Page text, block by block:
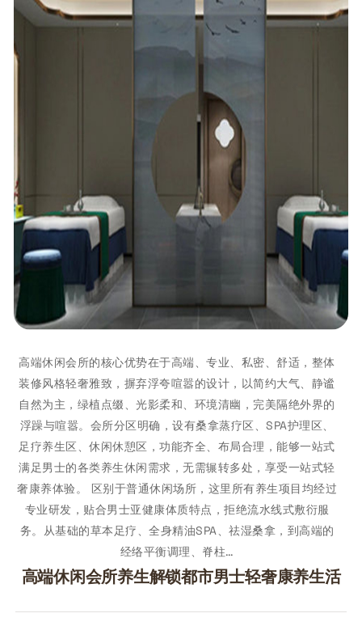
高端休闲会所的核心优势在于高端、专业、私密、舒适，整体
装修风格轻奢雅致，摒弃浮夸喧嚣的设计，以简约大气、静谧
自然为主，绿植点缀、光影柔和、环境清幽，完美隔绝外界的
浮躁与喧嚣。会所分区明确，设有桑拿蒸疗区、SPA护理区、
足疗养生区、休闲休憩区，功能齐全、布局合理，能够一站式
满足男士的各类养生休闲需求，无需辗转多处，享受一站式轻
奢康养体验。 区别于普通休闲场所，这里所有养生项目均经过
专业研发，贴合男士亚健康体质特点，拒绝流水线式敷衍服
务。从基础的草本足疗、全身精油SPA、祛湿桑拿，到高端的
经络平衡调理、脊柱…
高端休闲会所养生解锁都市男士轻奢康养生活